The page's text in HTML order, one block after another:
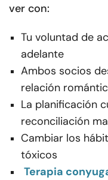
ver con:
Tu voluntad de
adelante
Ambos socios
relación
La planificación
reconciliación
Cambiar los
tóxicos
Terapia